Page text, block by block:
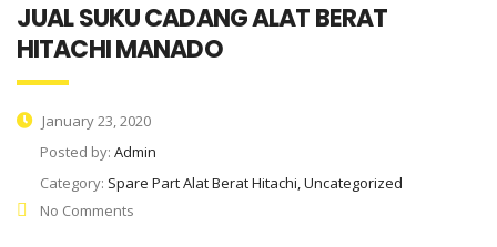
JUAL SUKU CADANG ALAT BERAT
HITACHI MANADO
January 23, 2020
Posted by: Admin
Category: Spare Part Alat Berat Hitachi, Uncategorized
No Comments